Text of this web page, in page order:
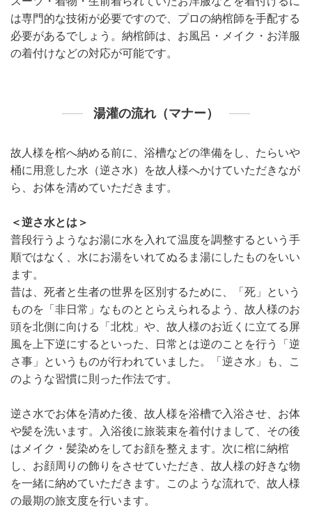
は専門的な技術が必要ですので、プロの納棺師を手配する
必要があるでしょう。納棺師は、お風呂・メイク・お洋服
の着付けなどの対応が可能です。
湯灌の流れ（マナー）
故人様を棺へ納める前に、浴槽などの準備をし、たらいや
桶に用意した水（逆さ水）を故人様へかけていただきなが
ら、お体を清めていただきます。
＜逆さ水とは＞
普段行うようなお湯に水を入れて温度を調整するという手
順ではなく、水にお湯をいれてぬるま湯にしたものをいい
ます。
昔は、死者と生者の世界を区別するために、「死」という
ものを「非日常」なものととらえられるよう、故人様のお
頭を北側に向ける「北枕」や、故人様のお近くに立てる屏
風を上下逆にするといった、日常とは逆のことを行う「逆
さ事」というものが行われていました。「逆さ水」も、こ
のような習慣に則った作法です。
逆さ水でお体を清めた後、故人様を浴槽で入浴させ、お体
や髪を洗います。入浴後に旅装束を着付けまして、その後
はメイク・髪染めをしてお顔を整えます。次に棺に納棺
し、お顔周りの飾りをさせていただき、故人様の好きな物
を一緒に納めていただきます。このような流れで、故人様
の最期の旅支度を行います。